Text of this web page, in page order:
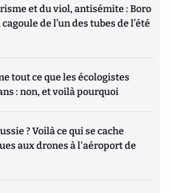
et du viol, antisémite : Boro
de l’un des tubes de l’été
tout ce que les écologistes
: non, et voilà pourquoi
? Voilà ce qui se cache
aux drones à l'aéroport de